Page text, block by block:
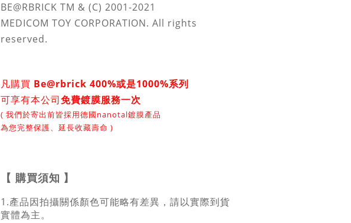
BE@RBRICK TM & (C) 2001-2021
MEDICOM TOY CORPORATION. All rights
reserved.
凡購買 Be@rbrick 400%或是1000%系列
可享有本公司免費鍍膜服務一次
( 我們於寄出前皆採用德國nanotal鍍膜產品
為您完整保護、延長收藏壽命 )
【 購買須知 】
1.產品因拍攝關係顏色可能略有差異，請以實際到貨
實體為主。